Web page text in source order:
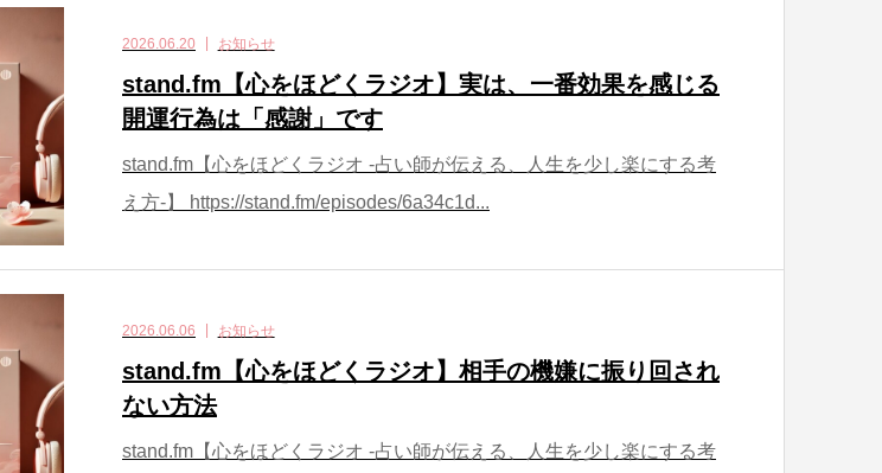
2026.06.20 お知らせ
stand.fm【心をほどくラジオ】実は、一番効果を感じる
開運行為は「感謝」です
stand.fm【心をほどくラジオ -占い師が伝える、人生を少し楽にする考
え方-】 https://stand.fm/episodes/6a34c1d...
2026.06.06 お知らせ
stand.fm【心をほどくラジオ】相手の機嫌に振り回され
ない方法
stand.fm【心をほどくラジオ -占い師が伝える、人生を少し楽にする考